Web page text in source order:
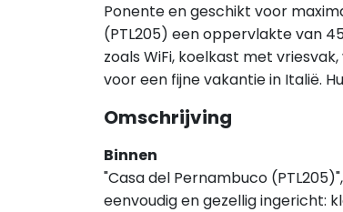
Ponente en geschikt voor
(PTL205) een oppervlakte van
zoals WiFi, koelkast met
voor een fijne vakantie in Italië.
Omschrijving
Binnen
"Casa del Pernambuco
eenvoudig en gezellig ingericht: